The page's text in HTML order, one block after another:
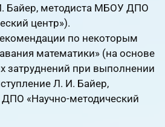
Байер, методиста МБОУ ДПО
центр»).
по некоторым
математики» (на основе
затруднений при выполнении
Л. И. Байер,
«Научно-методический